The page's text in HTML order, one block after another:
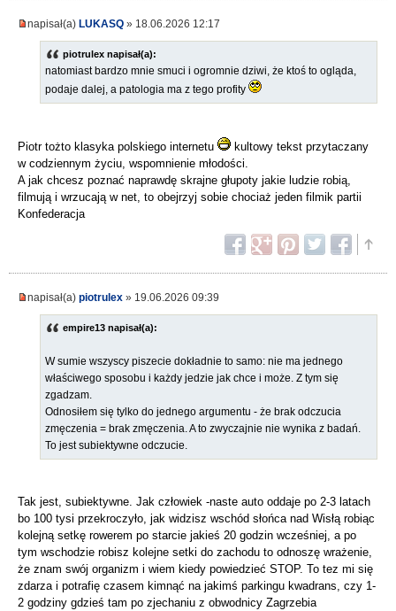
napisał(a) LUKASQ » 18.06.2026 12:17
piotrulex napisał(a):
natomiast bardzo mnie smuci i ogromnie dziwi, że ktoś to ogląda,
podaje dalej, a patologia ma z tego profity
Piotr tożto klasyka polskiego internetu
kultowy tekst przytaczany
w codziennym życiu, wspomnienie młodości.
A jak chcesz poznać naprawdę skrajne głupoty jakie ludzie robią,
filmują i wrzucają w net, to obejrzyj sobie chociaż jeden filmik partii
Konfederacja
napisał(a) piotrulex » 19.06.2026 09:39
empire13 napisał(a):
W sumie wszyscy piszecie dokładnie to samo: nie ma jednego
właściwego sposobu i każdy jedzie jak chce i może. Z tym się
zgadzam.
Odnosiłem się tylko do jednego argumentu - że brak odczucia
zmęczenia = brak zmęczenia. A to zwyczajnie nie wynika z badań.
To jest subiektywne odczucie.
Tak jest, subiektywne. Jak człowiek -naste auto oddaje po 2-3 latach
bo 100 tysi przekroczyło, jak widzisz wschód słońca nad Wisłą robiąc
kolejną setkę rowerem po starcie jakieś 20 godzin wcześniej, a po
tym wschodzie robisz kolejne setki do zachodu to odnoszę wrażenie,
że znam swój organizm i wiem kiedy powiedzieć STOP. To tez mi się
zdarza i potrafię czasem kimnąć na jakimś parkingu kwadrans, czy 1-
2 godziny gdzieś tam po zjechaniu z obwodnicy Zagrzebia